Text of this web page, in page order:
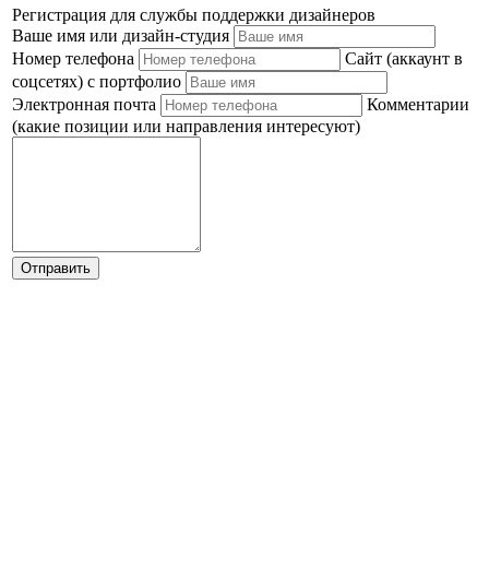
Регистрация для службы поддержки дизайнеров
Ваше имя или дизайн-студия
Номер телефона
Сайт (аккаунт в
соцсетях) с портфолио
Электронная почта
Комментарии
(какие позиции или направления интересуют)
Отправить